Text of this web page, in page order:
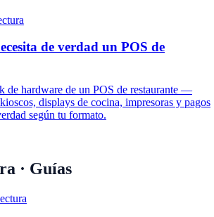
de verdad un POS de
de hardware de un POS de restaurante —
displays de cocina, impresoras y pagos
según tu formato.
· Guías